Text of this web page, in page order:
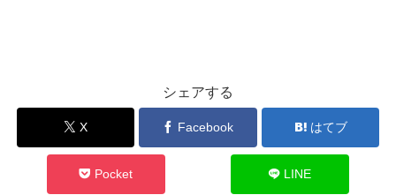
シェアする
X Facebook はてブ
Pocket LINE